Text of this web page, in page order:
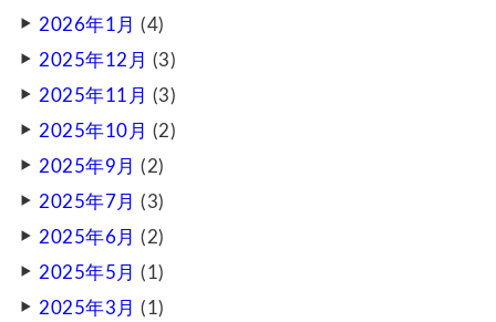
2026年1月 (4)
2025年12月 (3)
2025年11月 (3)
2025年10月 (2)
2025年9月 (2)
2025年7月 (3)
2025年6月 (2)
2025年5月 (1)
2025年3月 (1)